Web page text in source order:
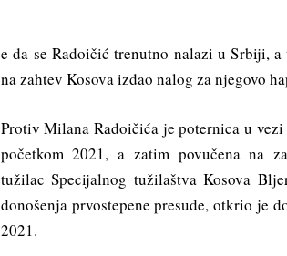
e da se Radoičić trenutno nalazi u Srbiji,
na zahtev Kosova izdao nalog za njegovo
Protiv Milana Radoičića je poternica u
početkom 2021, a zatim povučena na
tužilac Specijalnog tužilaštva Kosova
donošenja prvostepene presude, otkrio je
2021.